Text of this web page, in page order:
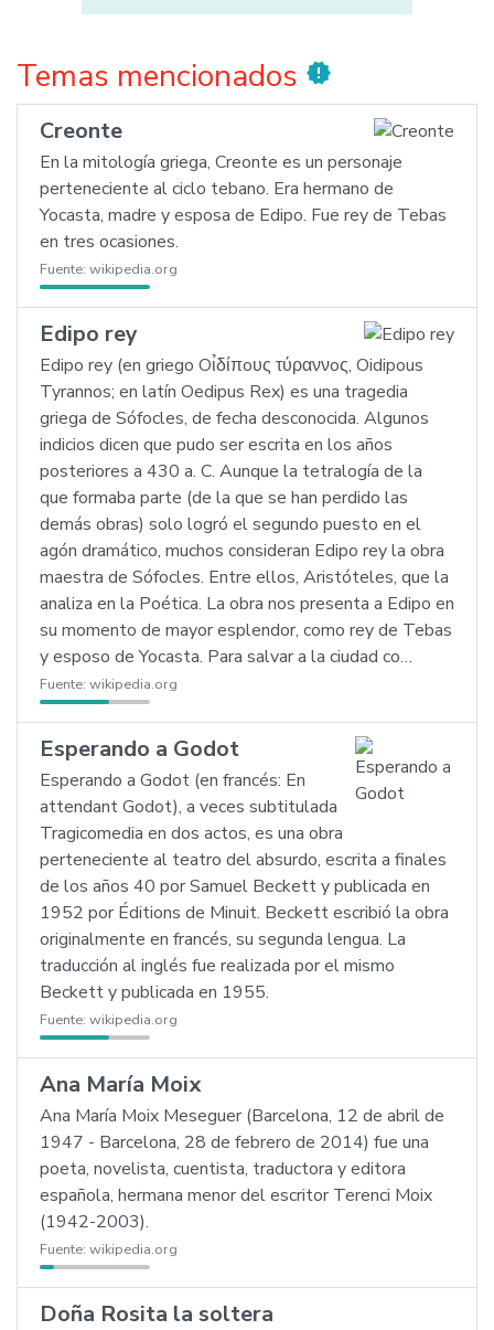
Temas mencionados new_releases
Creonte
En la mitología griega, Creonte es un personaje
perteneciente al ciclo tebano. Era hermano de
Yocasta, madre y esposa de Edipo. Fue rey de Tebas
en tres ocasiones.
Fuente: wikipedia.org
Edipo rey
Edipo rey (en griego Oι̉δίπoυς τύραννoς, Oidipous
Tyrannos; en latín Oedipus Rex) es una tragedia
griega de Sófocles, de fecha desconocida. Algunos
indicios dicen que pudo ser escrita en los años
posteriores a 430 a. C. Aunque la tetralogía de la
que formaba parte (de la que se han perdido las
demás obras) solo logró el segundo puesto en el
agón dramático, muchos consideran Edipo rey la obra
maestra de Sófocles. Entre ellos, Aristóteles, que la
analiza en la Poética. La obra nos presenta a Edipo en
su momento de mayor esplendor, como rey de Tebas
y esposo de Yocasta. Para salvar a la ciudad co…
Fuente: wikipedia.org
Esperando a Godot
Esperando a Godot (en francés: En
attendant Godot), a veces subtitulada
Tragicomedia en dos actos, es una obra
perteneciente al teatro del absurdo, escrita a finales
de los años 40 por Samuel Beckett y publicada en
1952 por Éditions de Minuit. Beckett escribió la obra
originalmente en francés, su segunda lengua. La
traducción al inglés fue realizada por el mismo
Beckett y publicada en 1955.
Fuente: wikipedia.org
Ana María Moix
Ana María Moix Meseguer (Barcelona, 12 de abril de
1947 - Barcelona, 28 de febrero de 2014) fue una
poeta, novelista, cuentista, traductora y editora
española, hermana menor del escritor Terenci Moix
(1942-2003).
Fuente: wikipedia.org
Doña Rosita la soltera